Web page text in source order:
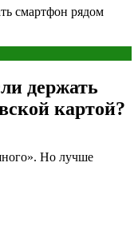
смартфон рядом
держать
картой?
Но лучше